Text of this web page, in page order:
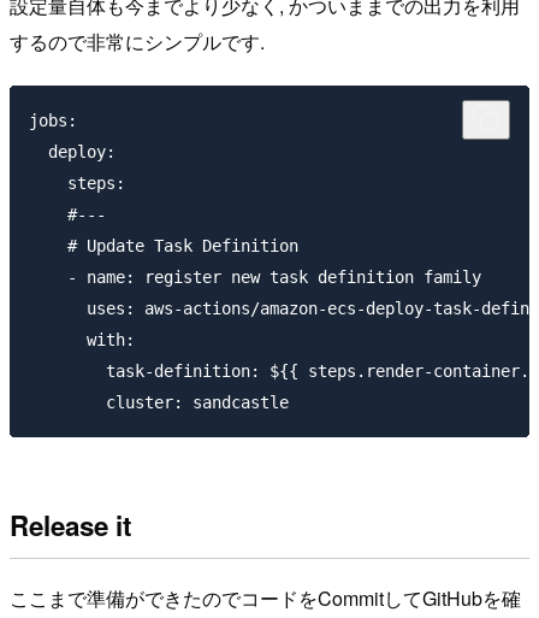
設定量自体も今までより少なく, かついままでの出力を利用
するので非常にシンプルです.
jobs:
  deploy:
    steps:
    #---
    # Update Task Definition
    - name: register new task definition family
uses: aws-actions/amazon-ecs-deploy-task-
      with:
task-definition: ${{ steps.render-
Release it
ここまで準備ができたのでコードをCommitしてGitHubを確